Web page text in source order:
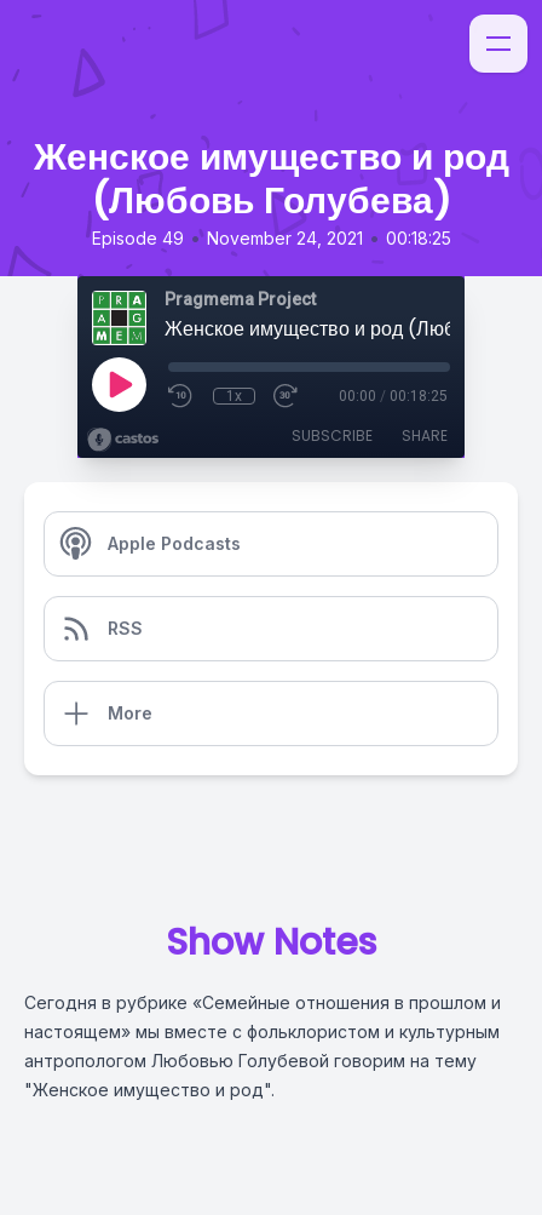
Женское имущество и род
(Любовь Голубева)
Episode 49 • November 24, 2021 • 00:18:25
Pragmema Project
Женское имущество и род (Любовь
1x 00:00 / 00:18:25
SUBSCRIBE SHARE
Apple Podcasts
RSS
More
Show Notes
Сегодня в рубрике «Семейные отношения в прошлом и
настоящем» мы вместе с фольклористом и культурным
антропологом Любовью Голубевой говорим на тему
"Женское имущество и род".